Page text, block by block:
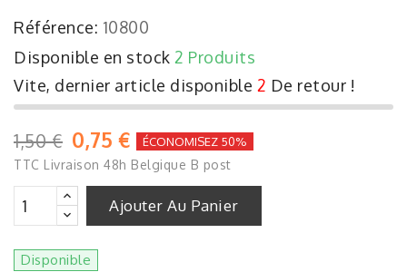
Référence: 10800
Disponible en stock 2 Produits
Vite, dernier article disponible 2 De retour !
1,50 € 0,75 € ÉCONOMISEZ 50%
TTC Livraison 48h Belgique B post
Ajouter Au Panier
Disponible